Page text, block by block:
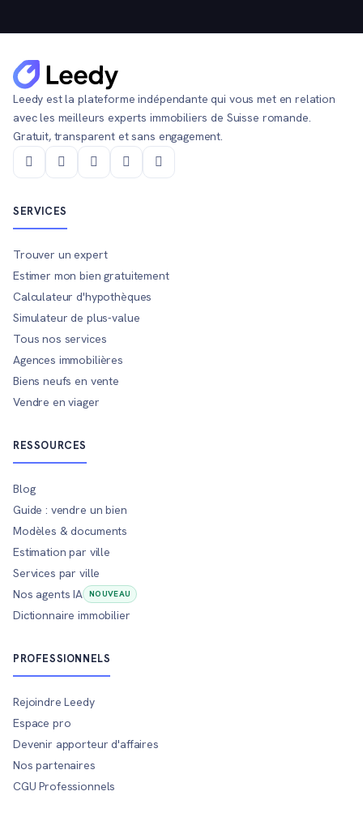
Leedy est la plateforme indépendante qui vous met en relation
avec les meilleurs experts immobiliers de Suisse romande.
Gratuit, transparent et sans engagement.
SERVICES
Trouver un expert
Estimer mon bien gratuitement
Calculateur d'hypothèques
Simulateur de plus-value
Tous nos services
Agences immobilières
Biens neufs en vente
Vendre en viager
RESSOURCES
Blog
Guide : vendre un bien
Modèles & documents
Estimation par ville
Services par ville
Nos agents IA
NOUVEAU
Dictionnaire immobilier
PROFESSIONNELS
Rejoindre Leedy
Espace pro
Devenir apporteur d'affaires
Nos partenaires
CGU Professionnels